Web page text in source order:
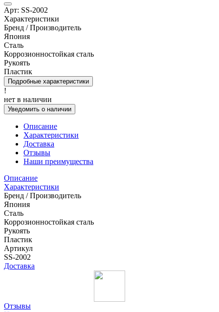
Арт: SS-2002
Характеристики
Бренд / Производитель
Япония
Сталь
Коррозионностойкая сталь
Рукоять
Пластик
Подробные характеристики
!
нет в наличии
Уведомить о наличии
Описание
Характеристики
Доставка
Отзывы
Наши преимущества
Описание
Характеристики
Бренд / Производитель
Япония
Сталь
Коррозионностойкая сталь
Рукоять
Пластик
Артикул
SS-2002
Доставка
Отзывы